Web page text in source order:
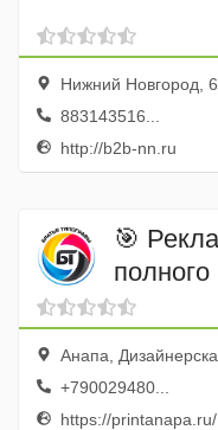
Нижний Новгород, 603001, г. Нижний
883143516...
http://b2b-nn.ru
🎯
«Братья
Анапа,
+790029480...
https://printanapa.ru/